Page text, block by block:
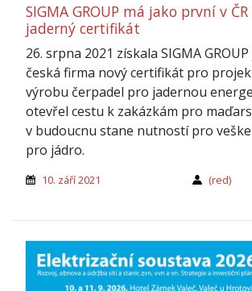
SIGMA GROUP má jako první v
jaderný certifikát
26. srpna 2021 získala SIGMA
česká firma nový certifikát pro
výrobu čerpadel pro jadernou
otevřel cestu k zakázkám pro
v budoucnu stane nutností pro
pro jádro.
10. září 2021 (red)